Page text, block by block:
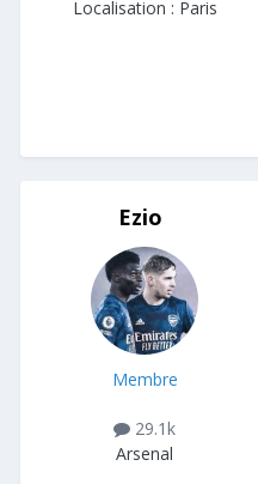
Localisation : Paris
Ezio
Membre
29.1k
Arsenal